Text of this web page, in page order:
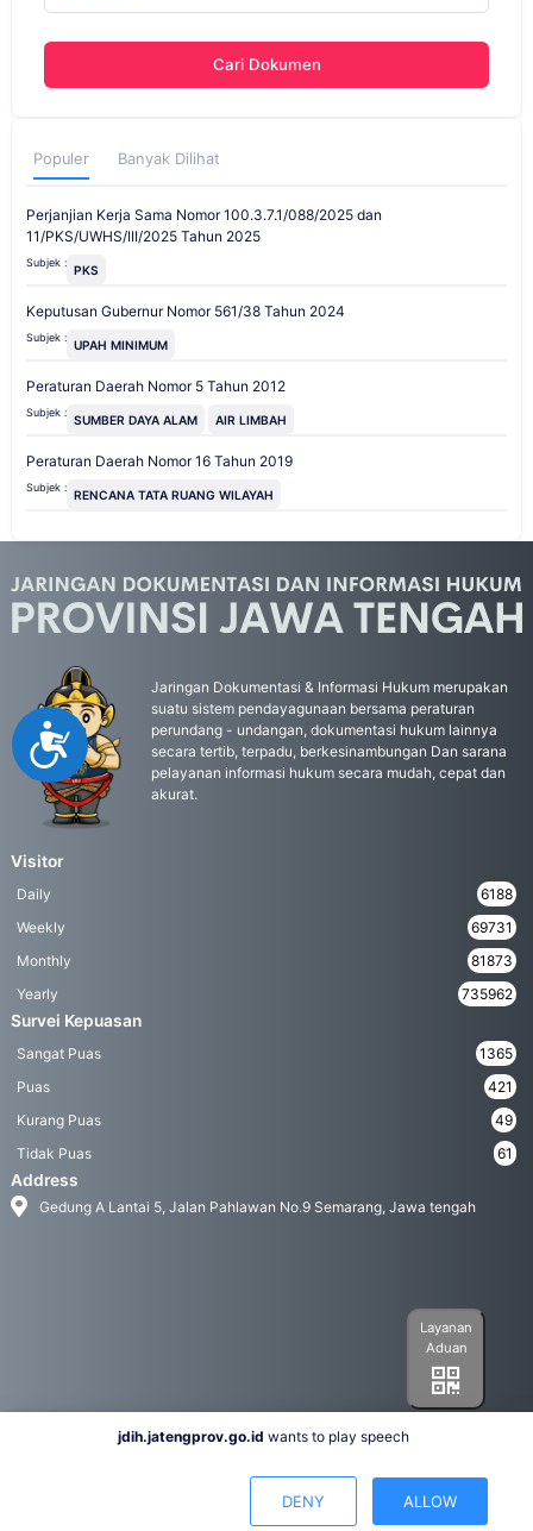
Accessibility
Cari Dokumen
Populer Banyak Dilihat
Perjanjian Kerja Sama Nomor 100.3.7.1/088/2025 dan
11/PKS/UWHS/III/2025 Tahun 2025
Subjek : PKS
Keputusan Gubernur Nomor 561/38 Tahun 2024
Subjek : UPAH MINIMUM
Peraturan Daerah Nomor 5 Tahun 2012
Subjek : SUMBER DAYA ALAM AIR LIMBAH
Peraturan Daerah Nomor 16 Tahun 2019
Subjek : RENCANA TATA RUANG WILAYAH
Jaringan Dokumentasi & Informasi Hukum merupakan
suatu sistem pendayagunaan bersama peraturan
perundang - undangan, dokumentasi hukum lainnya
secara tertib, terpadu, berkesinambungan Dan sarana
pelayanan informasi hukum secara mudah, cepat dan
akurat.
Visitor
Daily
6188
Weekly
69731
Monthly
81873
Yearly
735962
Survei Kepuasan
Sangat Puas
1365
Puas
421
Kurang Puas
49
Tidak Puas
61
Address
Gedung A Lantai 5, Jalan Pahlawan No.9 Semarang, Jawa tengah
Layanan
Aduan
Hak Cipta 2022© Biro Hukum Pemerintah Provinsi Jawa Tengah
jdih.jatengprov.go.id wants to play speech
DENY ALLOW